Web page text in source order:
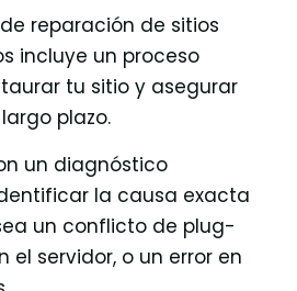
reparación de sitios
incluye un proceso
tu sitio y asegurar
plazo.
un diagnóstico
la causa exacta
un conflicto de plug-
el servidor, o un error en